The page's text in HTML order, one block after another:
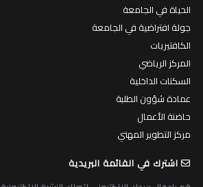
الحياة في الجامعة
جولة افتراضية في الجامعة
الكافتيريات
المركز الرياضي
السكنات الداخلية
عمادة شؤون الطلبة
حاضنة الأعمال
مركز التطوير المهني
اشترك في القائمة البريدية